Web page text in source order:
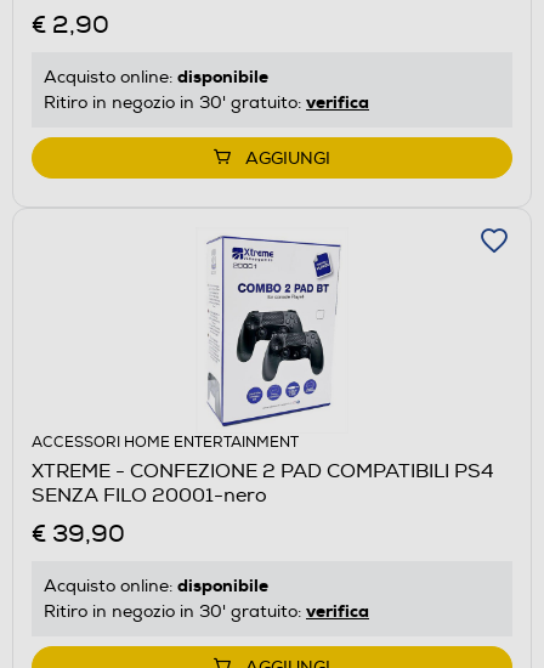
€ 2,90
Acquisto online: disponibile
Ritiro in negozio in 30' gratuito: verifica
AGGIUNGI
ACCESSORI HOME ENTERTAINMENT
XTREME - CONFEZIONE 2 PAD COMPATIBILI PS4
SENZA FILO 20001-nero
€ 39,90
Acquisto online: disponibile
Ritiro in negozio in 30' gratuito: verifica